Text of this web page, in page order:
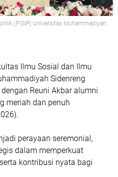
(FISIP) Universitas Muhammadiyah
Ilmu Sosial dan Ilmu
Sidenreng
Reuni Akbar alumni
meriah dan penuh
perayaan seremonial,
dalam memperkuat
kontribusi nyata bagi